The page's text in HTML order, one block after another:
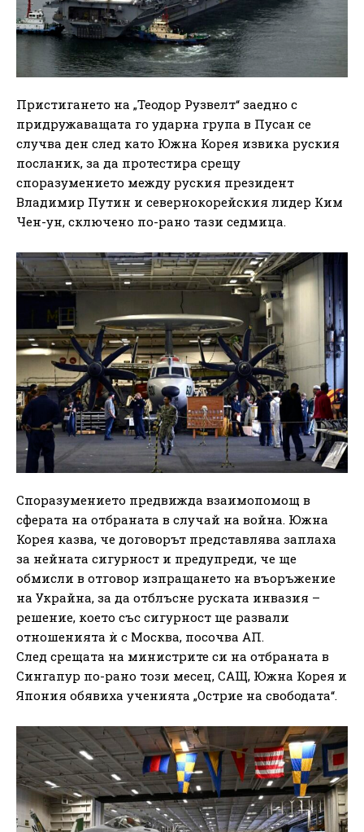
Пристигането на „Теодор Рузвелт“ заедно с
придружаващата го ударна група в Пусан се
случва ден след като Южна Корея извика руския
посланик, за да протестира срещу
споразумението между руския президент
Владимир Путин и севернокорейския лидер Ким
Чен-ун, сключено по-рано тази седмица.
Споразумението предвижда взаимопомощ в
сферата на отбраната в случай на война. Южна
Корея казва, че договорът представлява заплаха
за нейната сигурност и предупреди, че ще
обмисли в отговор изпращането на въоръжение
на Украйна, за да отблъсне руската инвазия –
решение, което със сигурност ще развали
отношенията ѝ с Москва, посочва АП.
След срещата на министрите си на отбраната в
Сингапур по-рано този месец, САЩ, Южна Корея и
Япония обявиха ученията „Острие на свободата“.